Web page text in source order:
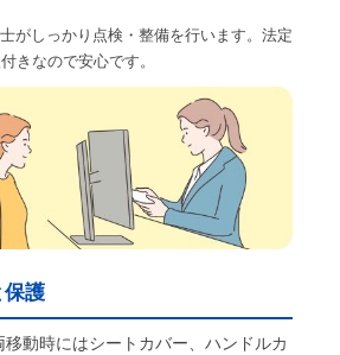
がしっかり点検・整備を行います。法定
きなので安心です。
保護
移動時にはシートカバー、ハンドルカ